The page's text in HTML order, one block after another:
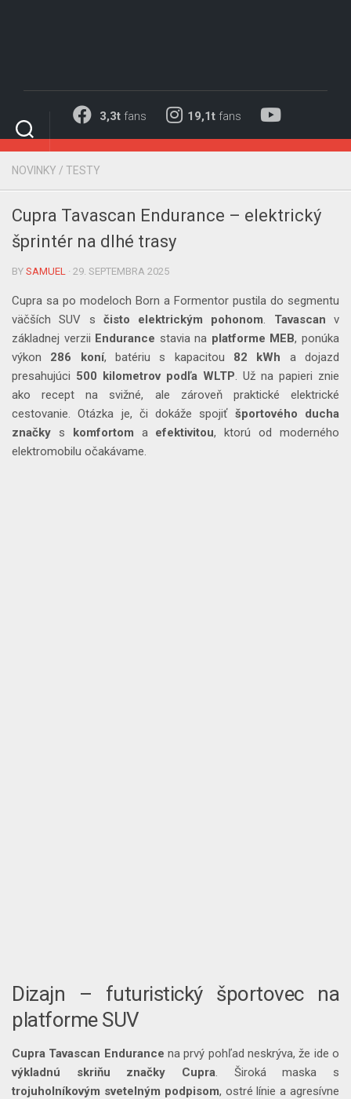
3,3tfans 19,1tfans
NOVINKY / TESTY
Cupra Tavascan Endurance – elektrický
šprintér na dlhé trasy
BY SAMUEL · 29. SEPTEMBRA 2025
Cupra sa po modeloch Born a Formentor pustila do segmentu
väčších SUV s čisto elektrickým pohonom. Tavascan v
základnej verzii Endurance stavia na platforme MEB, ponúka
výkon 286 koní, batériu s kapacitou 82 kWh a dojazd
presahujúci 500 kilometrov podľa WLTP. Už na papieri znie
ako recept na svižné, ale zároveň praktické elektrické
cestovanie. Otázka je, či dokáže spojiť športového
ducha
značky s komfortom a efektivitou, ktorú od moderného
elektromobilu očakávame.
Dizajn – futuristický športovec na
platforme SUV
Cupra Tavascan Endurance na prvý pohľad neskrýva, že ide o
výkladnú
skriňu značky Cupra. Široká maska s
trojuholníkovým svetelným podpisom, ostré línie a agresívne